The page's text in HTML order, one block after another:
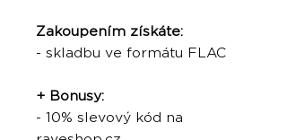
Zakoupením získáte:
- skladbu ve formátu FLAC
+ Bonusy:
- 10% slevový kód na